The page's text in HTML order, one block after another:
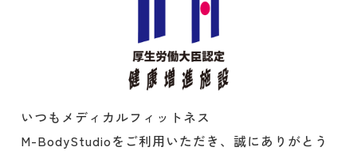
いつもメディカルフィットネス
M-BodyStudioをご利用いただき、誠にありがとう